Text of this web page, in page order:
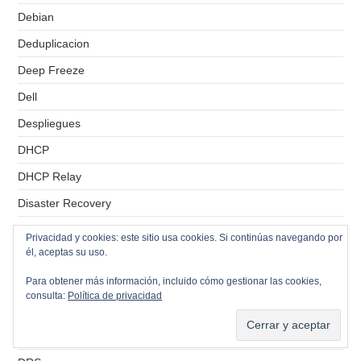
Debian
Deduplicacion
Deep Freeze
Dell
Despliegues
DHCP
DHCP Relay
Disaster Recovery
Distributed Switch
DNS
Docker
Privacidad y cookies: este sitio usa cookies. Si continúas navegando por
él, aceptas su uso.
Para obtener más información, incluido cómo gestionar las cookies,
consulta: Política de privacidad